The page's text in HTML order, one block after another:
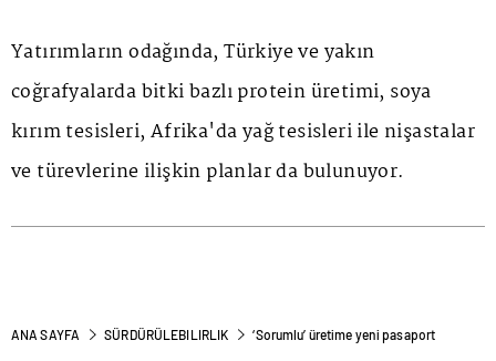
Yatırımların odağında, Türkiye ve yakın
coğrafyalarda bitki bazlı protein üretimi, soya
kırım tesisleri, Afrika'da yağ tesisleri ile nişastalar
ve türevlerine ilişkin planlar da bulunuyor.
ANA SAYFA SÜRDÜRÜLEBILIRLIK ‘Sorumlu’ üretime yeni pasaport